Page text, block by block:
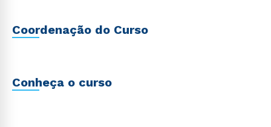
Coordenação do Curso
Conheça o curso